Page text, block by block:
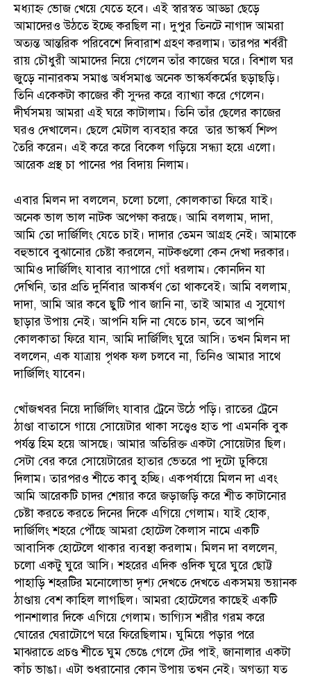
মধ্যাহ্ন ভোজ খেয়ে যেতে হবে। এই স্বারস্বত আড্ডা ছেড়ে
আমাদেরও উঠতে ইচ্ছে করছিল না। দুপুর তিনটে নাগাদ আমরা
অত্যন্ত আন্তরিক পরিবেশে দিবারাশ গ্রহণ করলাম। তারপর শর্বরী
রায় চৌধুরী আমাদের নিয়ে গেলেন তাঁর কাজের ঘরে। বিশাল ঘর
জুড়ে নানারকম সমাপ্ত অর্ধসমাপ্ত অনেক ভাস্কর্যকর্মের ছড়াছড়ি।
তিনি একেকটা কাজের কী সুন্দর করে ব্যাখ্যা করে গেলেন।
দীর্ঘসময় আমরা এই ঘরে কাটালাম। তিনি তাঁর ছেলের কাজের
ঘরও দেখালেন। ছেলে মেটাল ব্যবহার করে তার ভাস্কর্য শিল্প
তৈরি করেন। এই করে করে বিকেল গড়িয়ে সন্ধ্যা হয়ে এলো।
আরেক প্রস্থ চা পানের পর বিদায় নিলাম।
এবার মিলন দা বললেন, চলো চলো, কোলকাতা ফিরে যাই।
অনেক ভাল ভাল নাটক অপেক্ষা করছে। আমি বললাম, দাদা,
আমি তো দার্জিলিং যেতে চাই। দাদার তেমন আগ্রহ নেই। আমাকে
বহুভাবে বুঝানোর চেষ্টা করলেন, নাটকগুলো কেন দেখা দরকার।
আমিও দার্জিলিং যাবার ব্যাপারে গোঁ ধরলাম। কোনদিন যা
দেখিনি, তার প্রতি দুর্নিবার আকর্ষণ তো থাকবেই। আমি বললাম,
দাদা, আমি আর কবে ছুটি পাব জানি না, তাই আমার এ সুযোগ
ছাড়ার উপায় নেই। আপনি যদি না যেতে চান, তবে আপনি
কোলকাতা ফিরে যান, আমি দার্জিলিং ঘুরে আসি। তখন মিলন দা
বললেন, এক যাত্রায় পৃথক ফল চলবে না, তিনিও আমার সাথে
দার্জিলিং যাবেন।
খোঁজখবর নিয়ে দার্জিলিং যাবার ট্রেনে উঠে পড়ি। রাতের ট্রেনে
ঠাণ্ডা বাতাসে গায়ে সোয়েটার থাকা সত্ত্বেও হাত পা এমনকি বুক
পর্যন্ত হিম হয়ে আসছে। আমার অতিরিক্ত একটা সোয়েটার ছিল।
সেটা বের করে সোয়েটারের হাতার ভেতরে পা দুটো ঢুকিয়ে
দিলাম। তারপরও শীতে কাবু হচ্ছি। একপর্যায়ে মিলন দা এবং
আমি আরেকটি চাদর শেয়ার করে জড়াজড়ি করে শীত কাটানোর
চেষ্টা করতে করতে দিনের দিকে এগিয়ে গেলাম। যাই হোক,
দার্জিলিং শহরে পৌঁছে আমরা হোটেল কৈলাস নামে একটি
আবাসিক হোটেলে থাকার ব্যবস্থা করলাম। মিলন দা বললেন,
চলো একটু ঘুরে আসি। শহরের এদিক ওদিক ঘুরে ঘুরে ছোট্ট
পাহাড়ি শহরটির মনোলোভা দৃশ্য দেখতে দেখতে একসময় ভয়ানক
ঠাণ্ডায় বেশ কাহিল লাগছিল। আমরা হোটেলের কাছেই একটি
পানশালার দিকে এগিয়ে গেলাম। ভাগ্যিস শরীর গরম করে
ঘোরের ঘেরাটোপে ঘরে ফিরেছিলাম। ঘুমিয়ে পড়ার পরে
মাঝরাতে প্রচণ্ড শীতে ঘুম ভেঙে গেলে টের পাই, জানালার একটা
কাঁচ ভাঙা। এটা শুধরানোর কোন উপায় তখন নেই। অগত্যা যত